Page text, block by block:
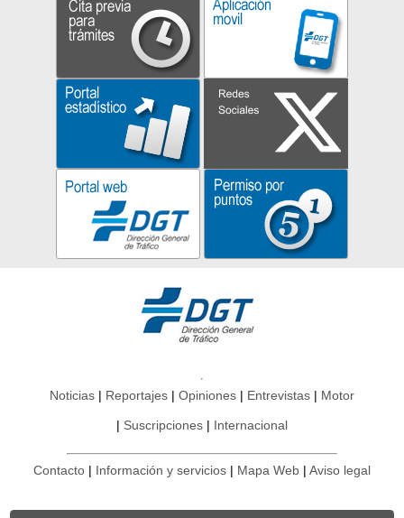
Noticias Reportajes Opiniones Entrevistas Motor
Suscripciones Internacional
Contacto Información y servicios Mapa Web Aviso legal